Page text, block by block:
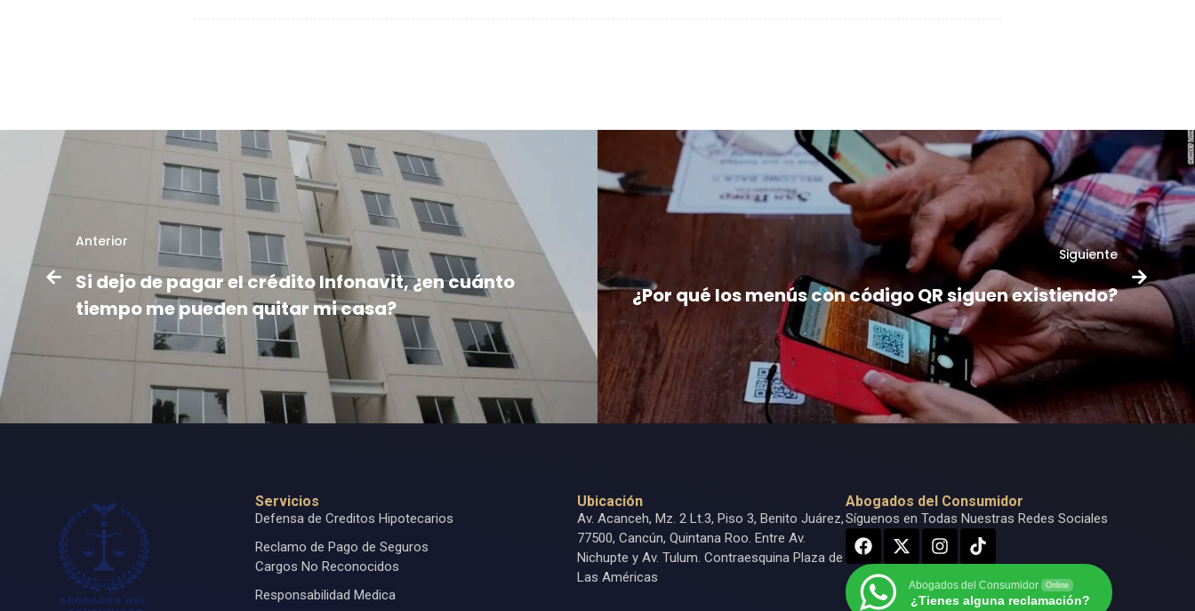
Anterior
Si dejo de pagar el crédito Infonavit, ¿en cuánto
tiempo me pueden quitar mi casa?
Siguiente
¿Por qué los menús con código QR siguen existiendo?
Servicios
Defensa de Creditos Hipotecarios
Reclamo de Pago de Seguros
Cargos No Reconocidos
Responsabilidad Medica
Ubicación
Av. Acanceh, Mz. 2 Lt.3, Piso 3, Benito Juárez,
77500, Cancún, Quintana Roo. Entre Av.
Nichupte y Av. Tulum. Contraesquina Plaza de
Las Américas
Abogados del Consumidor
Síguenos en Todas Nuestras Redes Sociales
Abogados del Consumidor Online
¿Tienes alguna reclamación?